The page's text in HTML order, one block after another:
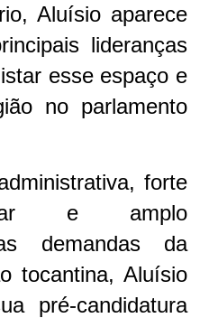
Aluísio aparece
lideranças
esse espaço e
no parlamento
forte
e amplo
demandas da
tocantina, Aluísio
pré-candidatura